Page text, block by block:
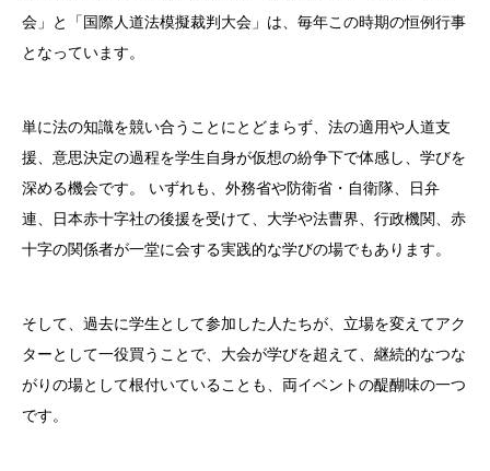
会」と「国際人道法模擬裁判大会」は、毎年この時期の恒例行事
となっています。
単に法の知識を競い合うことにとどまらず、法の適用や人道支
援、意思決定の過程を学生自身が仮想の紛争下で体感し、学びを
深める機会です。
いずれも、外務省や防衛省・自衛隊、日弁
連、日本赤十字社の後援を受けて、大学や法曹界、行政機関、赤
十字の関係者が一堂に会する実践的な学びの場でもあります。
そして、過去に学生として参加した人たちが、立場を変えてアク
ターとして一役買うことで、大会が学びを超えて、継続的なつな
がりの場として根付いていることも、両イベントの醍醐味の一つ
です。